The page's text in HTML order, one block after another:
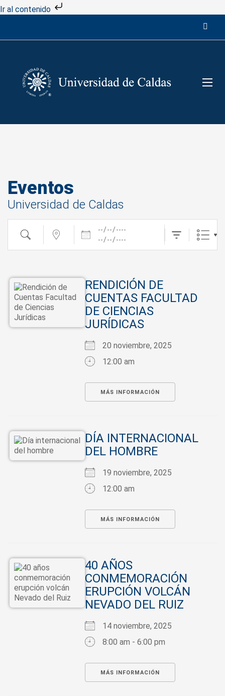
Ir al contenido
Eventos
Universidad de Caldas
Buscar cerca... Fechas
RENDICIÓN DE
CUENTAS FACULTAD
DE CIENCIAS
JURÍDICAS
20 noviembre, 2025
12:00 am
MÁS INFORMACIÓN
DÍA INTERNACIONAL
DEL HOMBRE
19 noviembre, 2025
12:00 am
MÁS INFORMACIÓN
40 AÑOS
CONMEMORACIÓN
ERUPCIÓN VOLCÁN
NEVADO DEL RUIZ
14 noviembre, 2025
8:00 am - 6:00 pm
MÁS INFORMACIÓN